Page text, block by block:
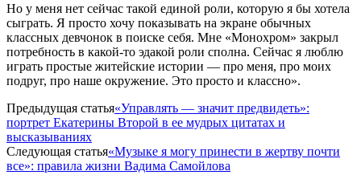
Но у меня нет сейчас такой единой роли, которую я бы хотела
сыграть. Я просто хочу показывать на экране обычных
классных девчонок в поиске себя. Мне «Монохром» закрыл
потребность в какой-то эдакой роли сполна. Сейчас я люблю
играть простые житейские истории — про меня, про моих
подруг, про наше окружение. Это просто и классно».
Предыдущая статья«Управлять — значит предвидеть»:
портрет Екатерины Второй в ее мудрых цитатах и
высказываниях
Следующая статья«Музыке я могу принести в жертву почти
все»: правила жизни Вадима Самойлова